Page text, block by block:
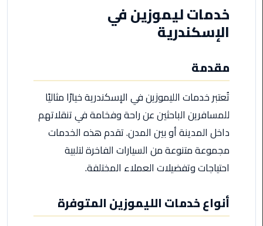
العرب
الاسكندرية
القاهرة
مطار
العرب
ليموزين
مطار
خدمات ليموزين في
الإسكندرية
مقدمة
تُعتبر خدمات الليموزين في الإسكندرية خيارًا مثاليًا
للمسافرين الباحثين عن راحة وفخامة في تنقلاتهم
داخل المدينة أو بين المدن. تقدم هذه الخدمات
مجموعة متنوعة من السيارات الفاخرة لتلبية
احتياجات وتفضيلات العملاء المختلفة.
أنواع خدمات الليموزين المتوفرة